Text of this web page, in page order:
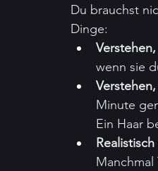
Du brauchst
Dinge:
wenn sie
Minute
Ein Haar
Manchmal